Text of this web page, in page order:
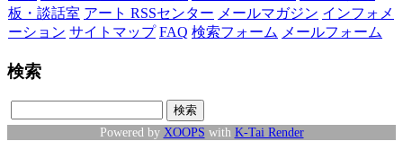
板・談話室 アート RSSセンター メールマガジン インフォメ
ーション サイトマップ FAQ 検索フォーム メールフォーム
検索
Powered by XOOPS with K-Tai Render